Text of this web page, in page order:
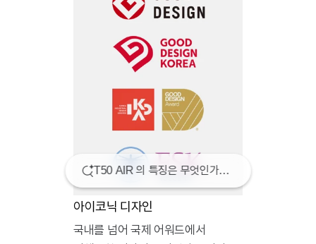
아이코닉 디자인
국내를 넘어 국제 어워드에서